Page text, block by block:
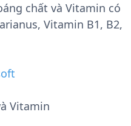
chất và Vitamin có
Vitamin B1, B2,
Vitamin